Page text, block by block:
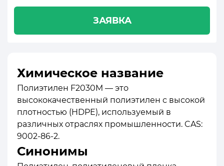
ЗАЯВКА
Химическое название
Полиэтилен F2030M — это
высококачественный полиэтилен с высокой
плотностью (HDPE), используемый в
различных отраслях промышленности. CAS:
9002-86-2.
Синонимы